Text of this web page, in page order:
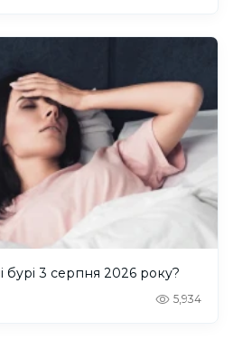
бурі 3 серпня 2026 року?
5,934